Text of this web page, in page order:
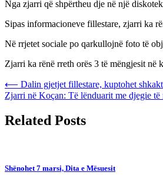
Nga zjarri që shpërtheu dje në një
Sipas informacioneve fillestare, zjarri ka
Në rrjetet sociale po qarkullojnë foto të
Zjarri ka rënë rreth orës 3 të mëngjesit në
Post
navigation
⟵ Dalin gjetjet fillestare, kuptohet
Zjarri në Koçan: Të lënduarit me djegie të
Related Posts
​Shënohet 7 marsi, Dita e Mësuesit